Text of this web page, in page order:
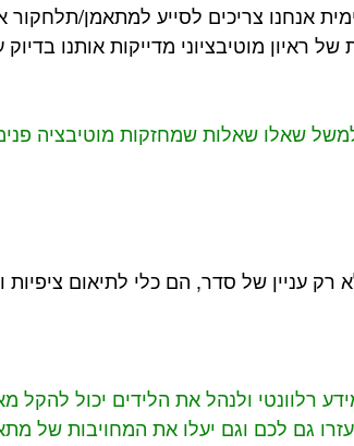
אנחנו צריכים לסייע למתאמן/תלחקור
ראיון מוטיבציוני מדייקות אותנו
למשל שאלו שאלות שמחזקות מוטיבציה
עניין של סדר, הם כלי לתיאום ציפיות
רלוונטי ולנהל את הלידים יכול להקל
גם לכם וגם יעלו את המחויבות של